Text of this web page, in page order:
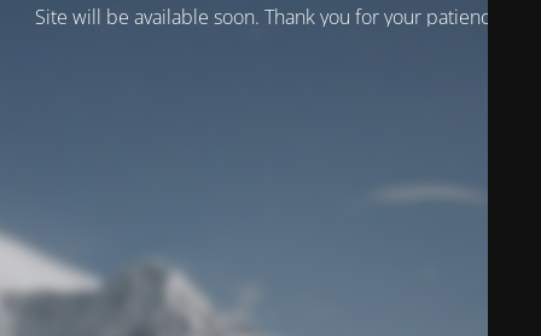
Site will be available soon. Thank you for your patience!